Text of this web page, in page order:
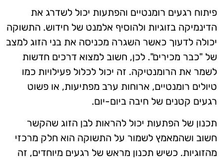
פיתוח רגעים רומנטיים והפתעות יכול לשדרג את
הדינמיקה בזוגיות ולהוסיף אלמנט של חידוש. התשוקה
יכולה לדעוך כאשר השגרה מכניסה את בני הזוג למצב
של "כבר מכירים". לכן, חשוב למצוא דרכים חדשות
לשמר את הרומנטיקה. זה יכול לכלול פעילויות כמו
טיולים רומנטיים, ארוחות ערב מפתיעות, או פשוט
רגעים קטנים של חיבה ביום-יום.
תכנון של הפתעות יכול להראות לבן הזוג שהקשר
חשוב ושהמאמץ לשמור על התשוקה הוא חלק מרכזי
מהזוגיות. כשיש תכנון מראש של רגעים מיוחדים, זה